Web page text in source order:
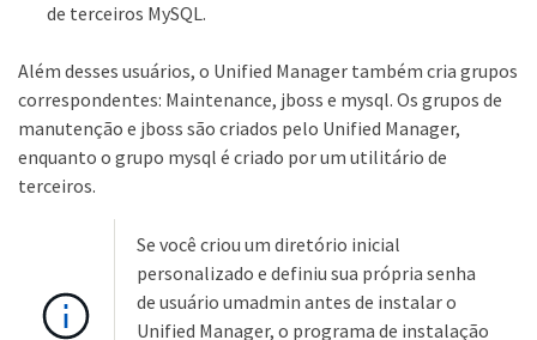
de terceiros MySQL.
Além desses usuários, o Unified Manager também cria grupos
correspondentes: Maintenance, jboss e mysql. Os grupos de
manutenção e jboss são criados pelo Unified Manager,
enquanto o grupo mysql é criado por um utilitário de
terceiros.
Se você criou um diretório inicial
personalizado e definiu sua própria senha
de usuário umadmin antes de instalar o
Unified Manager, o programa de instalação